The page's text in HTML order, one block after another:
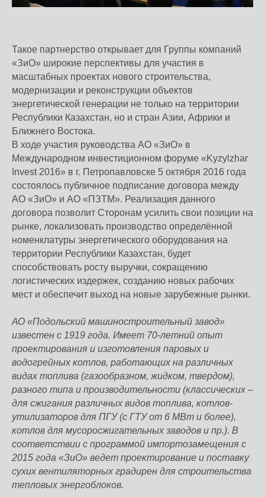
Такое партнерство открывает для Группы компаний
«ЗиО» широкие перспективы для участия в
масштабных проектах нового строительства,
модернизации и реконструкции объектов
энергетической генерации не только на территории
Республики Казахстан, но и стран Азии, Африки и
Ближнего Востока.
В ходе участия руководства АО «ЗиО» в
Международном инвестиционном форуме «Kyzylzhar
Invest 2016» в г. Петропавловске 5 октября 2016 года
состоялось публичное подписание договора между
АО «ЗиО» и АО «ПЗТМ». Реализация данного
договора позволит Сторонам усилить свои позиции на
рынке, локализовать производство определённой
номенклатуры энергетического оборудования на
территории Республики Казахстан, будет
способствовать росту выручки, сокращению
логистических издержек, созданию новых рабочих
мест и обеспечит выход на новые зарубежные рынки.
АО «Подольский машиностроительный завод»
известен с 1919 года. Имеет 70-летний опыт
проектирования и изготовления паровых и
водогрейных котлов, работающих на различных
видах топлива (газообразном, жидком, твердом),
разного типа и производительности (классических –
для сжигания различных видов топлива, котлов-
утилизаторов для ПГУ (с ГТУ от 6 МВт и более),
котлов для мусоросжигательных заводов и пр.). В
соответствии с программой импортозамещения с
2015 года «ЗиО» ведет проектирование и поставку
сухих вентиляторных градирен для строительства
тепловых энергоблоков.